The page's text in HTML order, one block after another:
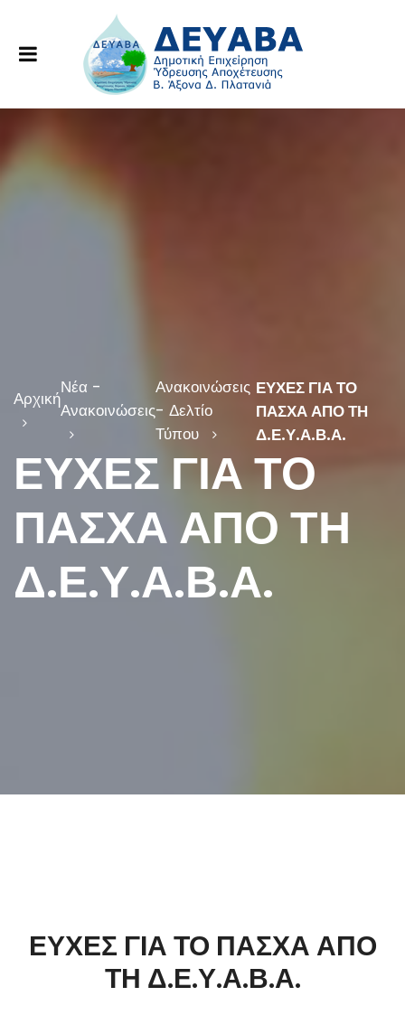
Αρχική
Νέα -
Ανακοινώσεις
Ανακοινώσεις
- Δελτίο
Τύπου
ΕΥΧΕΣ ΓΙΑ ΤΟ
ΠΑΣΧΑ ΑΠΟ ΤΗ
Δ.Ε.Υ.Α.Β.Α.
ΕΥΧΕΣ ΓΙΑ ΤΟ
ΠΑΣΧΑ ΑΠΟ ΤΗ
Δ.Ε.Υ.Α.Β.Α.
ΕΥΧΕΣ ΓΙΑ ΤΟ ΠΑΣΧΑ ΑΠΟ
ΤΗ Δ.Ε.Υ.Α.Β.Α.